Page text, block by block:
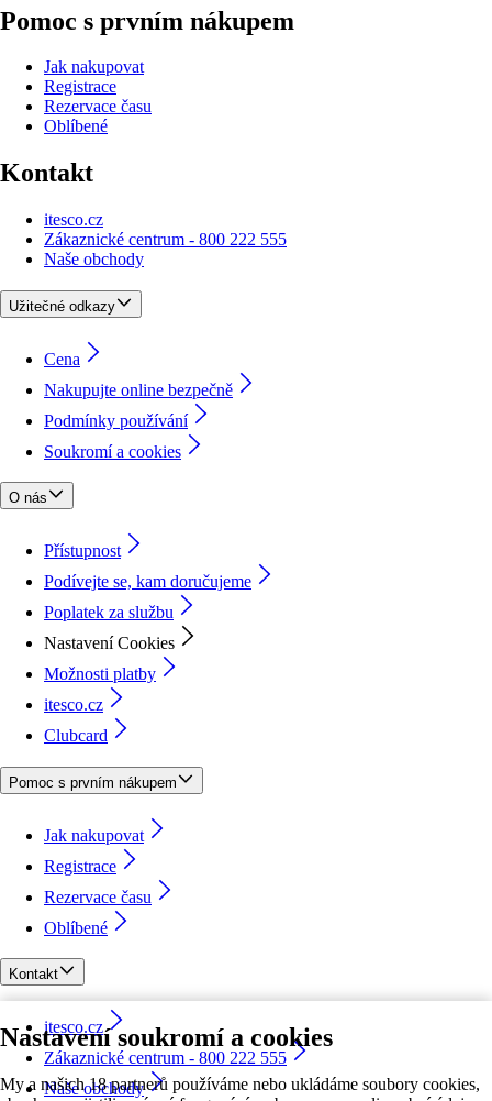
Nastavení soukromí a cookies
My a našich 18 partnerů používáme nebo ukládáme soubory cookies,
Pomoc s prvním nákupem
Jak nakupovat
Registrace
Rezervace času
Oblíbené
Kontakt
itesco.cz
Zákaznické centrum - 800 222 555
Naše obchody
Užitečné odkazy
Cena
Nakupujte online bezpečně
Podmínky používání
Soukromí a cookies
O nás
Přístupnost
Podívejte se, kam doručujeme
Poplatek za službu
Nastavení Cookies
Možnosti platby
itesco.cz
Clubcard
Pomoc s prvním nákupem
Jak nakupovat
Registrace
Rezervace času
Oblíbené
Kontakt
itesco.cz
Zákaznické centrum - 800 222 555
Naše obchody